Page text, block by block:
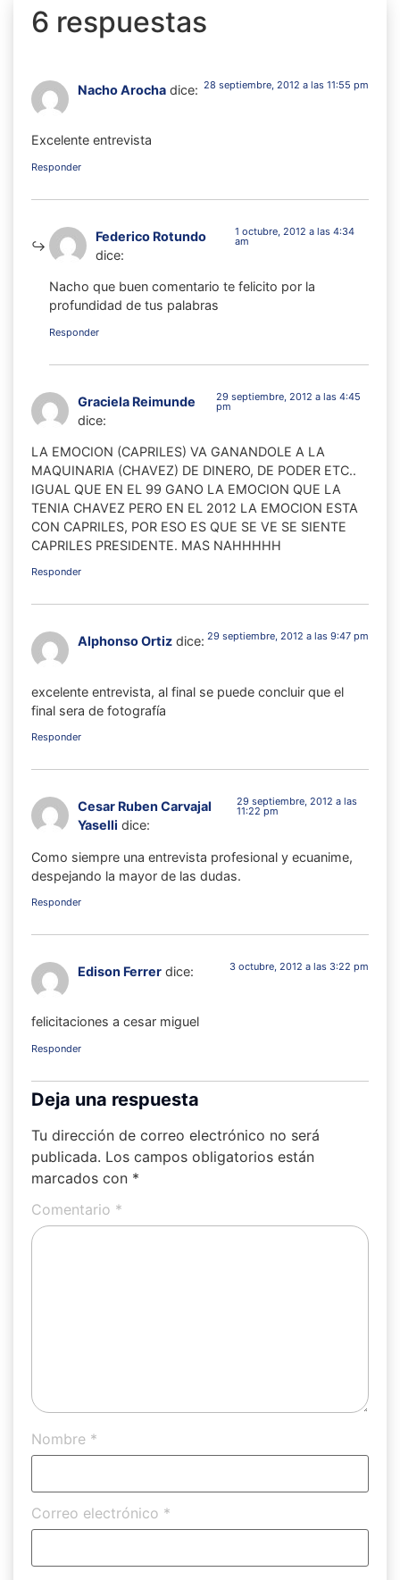
6 respuestas
Nacho Arocha dice: 28 septiembre, 2012 a las 11:55 pm
Excelente entrevista
Responder
Federico Rotundo
dice:
1 octubre, 2012 a las 4:34
am
Nacho que buen comentario te felicito por la
profundidad de tus palabras
Responder
Graciela Reimunde
dice:
29 septiembre, 2012 a las 4:45
pm
LA EMOCION (CAPRILES) VA GANANDOLE A LA
MAQUINARIA (CHAVEZ) DE DINERO, DE PODER ETC..
IGUAL QUE EN EL 99 GANO LA EMOCION QUE LA
TENIA CHAVEZ PERO EN EL 2012 LA EMOCION ESTA
CON CAPRILES, POR ESO ES QUE SE VE SE SIENTE
CAPRILES PRESIDENTE. MAS NAHHHHH
Responder
Alphonso Ortiz dice: 29 septiembre, 2012 a las 9:47 pm
excelente entrevista, al final se puede concluir que el
final sera de fotografía
Responder
Cesar Ruben Carvajal
Yaselli dice:
29 septiembre, 2012 a las
11:22 pm
Como siempre una entrevista profesional y ecuanime,
despejando la mayor de las dudas.
Responder
Edison Ferrer dice: 3 octubre, 2012 a las 3:22 pm
felicitaciones a cesar miguel
Responder
Deja una respuesta
Tu dirección de correo electrónico no será
publicada. Los campos obligatorios están
marcados con *
Comentario *
Nombre *
Correo electrónico *